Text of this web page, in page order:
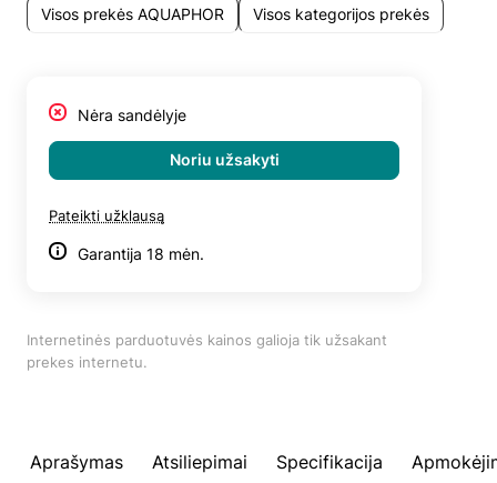
Visos prekės AQUAPHOR Visos kategorijos prekės
Nėra sandėlyje
Noriu užsakyti
Pateikti užklausą
Garantija 18 mėn.
Internetinės parduotuvės kainos galioja tik užsakant
prekes internetu.
Aprašymas Atsiliepimai Specifikacija